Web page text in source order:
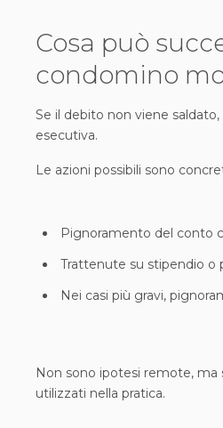
Cosa può
condomino
Se il debito non viene saldato,
esecutiva.
Le azioni possibili sono
Pignoramento del conto
Trattenute su stipendio o
Nei casi più gravi,
Non sono ipotesi remote,
utilizzati nella pratica.